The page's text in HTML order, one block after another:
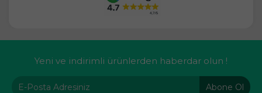
Yeni ve indirimli ürünlerden haberdar olun !
Abone Ol